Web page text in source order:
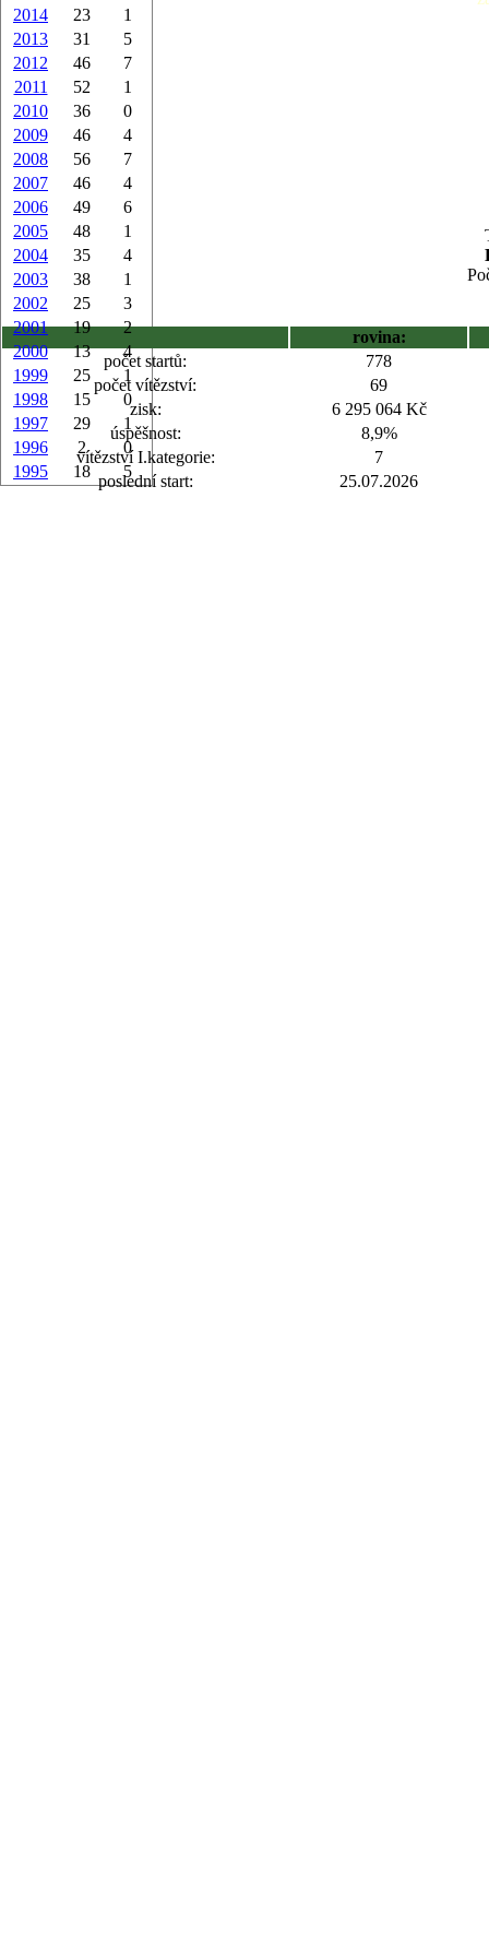
2014
23
1
2013
31
5
2012
46
7
2011
52
1
2010
36
0
2009
46
4
2008
56
7
2007
46
4
2006
49
6
2005
48
1
2004
35
4
2003
38
1
2002
25
3
2001
19
2
2000
13
4
1999
25
1
1998
15
0
1997
29
1
1996
2
0
1995
18 5
rovina:
počet startů:
778
počet vítězství:
69
zisk:
6 295 064 Kč
úspěšnost:
8,9%
vítězství I.kategorie:
7
poslední start:
25.07.2026